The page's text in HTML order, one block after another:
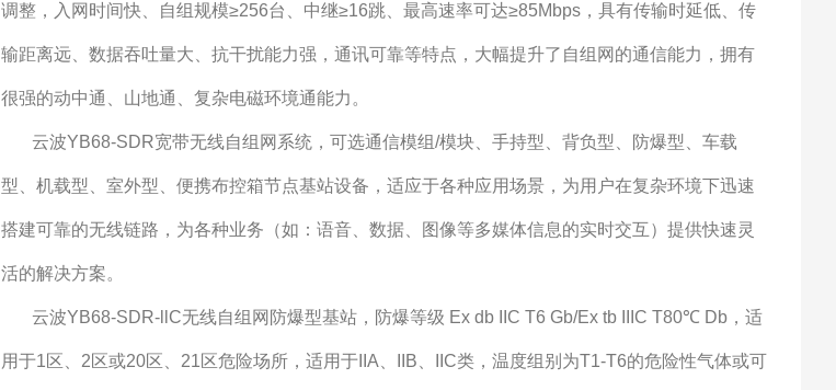
调整 ， 入网时间快、自组规模≥256台、中继≥16跳、最高速率可达≥85Mbps，具有传输时延低、传
输距离远、数据吞吐量大、抗干扰能力强，通讯可靠等特点，大幅提升了自组网的通信能力，拥有
很强的动中通、山地通、复杂电磁环境通能力。
云波YB68-SDR宽带无线自组网系统，可选通信模组/模块 、手持型、背负型、防爆型、车载
型、机载型、室外型、便携布控箱节点基站设备，适应于各种应用场景，为用户在复杂环境下迅速
搭建可靠的无线链路，为各种业务（如：语音、数据、图像等多媒体信息的实时交互）提供快速灵
活的解决方案。
云波YB68-SDR-llC无线自组网防爆型基站 ，防爆等级 Ex db IIC T6 Gb/Ex tb IIIC T80℃ Db，适
用于1区、2区或20区、21区危险场所，适用于IIA、IIB、IIC类，温度组别为T1-T6的危险性气体或可